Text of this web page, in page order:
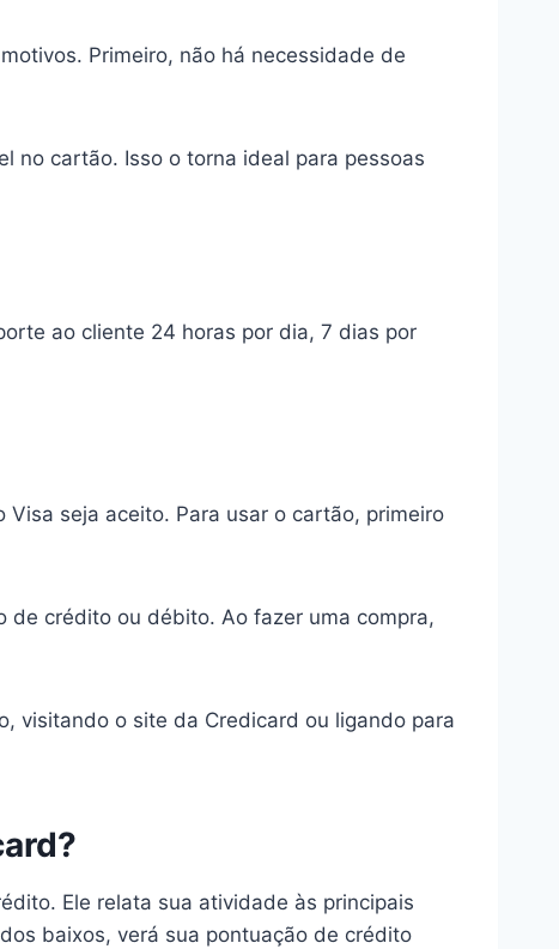
Primeiro, não há necessidade de
no cartão. Isso o torna ideal para pessoas
ao cliente 24 horas por dia, 7 dias por
seja aceito. Para usar o cartão, primeiro
de crédito ou débito. Ao fazer uma compra,
visitando o site da Credicard ou ligando para
Ele relata sua atividade às principais
baixos, verá sua pontuação de crédito